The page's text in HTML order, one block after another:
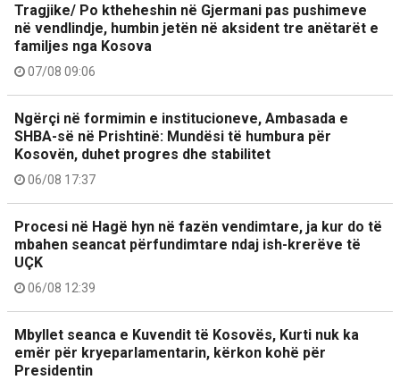
Tragjike/ Po ktheheshin në Gjermani pas pushimeve
në vendlindje, humbin jetën në aksident tre anëtarët e
familjes nga Kosova
07/08 09:06
Ngërçi në formimin e institucioneve, Ambasada e
SHBA-së në Prishtinë: Mundësi të humbura për
Kosovën, duhet progres dhe stabilitet
06/08 17:37
Procesi në Hagë hyn në fazën vendimtare, ja kur do të
mbahen seancat përfundimtare ndaj ish-krerëve të
UÇK
06/08 12:39
Mbyllet seanca e Kuvendit të Kosovës, Kurti nuk ka
emër për kryeparlamentarin, kërkon kohë për
Presidentin